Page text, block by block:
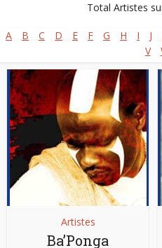
Total Artistes
A B C D E F G H I J
V
Artistes
Ba’Ponga